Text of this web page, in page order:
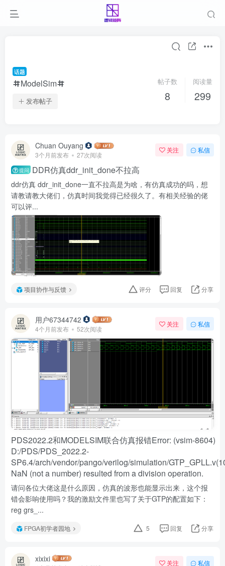
话题
ModelSim
发布帖子
帖子数
8
阅读量
299
Chuan Ouyang
3个月前发布 27次阅读
关注 私信
提问 DDR仿真ddr_init_done不拉高
ddr仿真 ddr_init_done一直不拉高是为啥，有仿真成功的吗，想
请教请教大佬们，仿真时间我觉得已经很久了。有相关经验的佬
可以评...
项目协作与反馈 评分 回复 分享
用户67344742
4个月前发布 52次阅读
关注 私信
PDS2022.2和MODELSIM联合仿真报错Error: (vsim-8604)
D:/PDS/PDS_2022.2-
SP6.4/arch/vendor/pango/verilog/simulation/
NaN (not a number) resulted from a division operation.
请问各位大佬这是什么原因，仿真的波形也能显示出来，这个报
错会影响使用吗？我的激励文件里也写了关于GTP的配置如下：
reg grs_...
FPGA初学者园地 5 回复 分享
xixixi 关注 私信